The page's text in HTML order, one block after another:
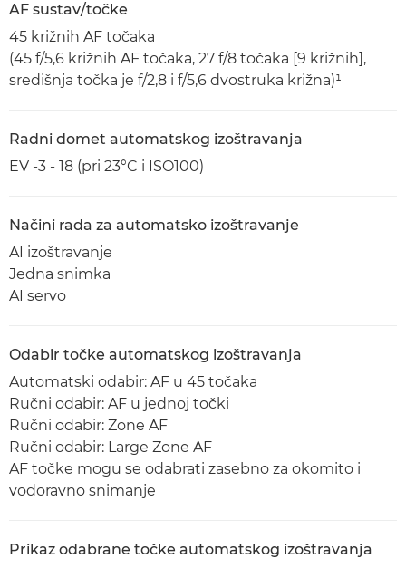
AF sustav/točke
45 križnih AF točaka
(45 f/5,6 križnih AF točaka, 27 f/8 točaka [9 križnih],
središnja točka je f/2,8 i f/5,6 dvostruka križna)¹
Radni domet automatskog izoštravanja
EV -3 - 18 (pri 23°C i ISO100)
Načini rada za automatsko izoštravanje
AI izoštravanje
Jedna snimka
AI servo
Odabir točke automatskog izoštravanja
Automatski odabir: AF u 45 točaka
Ručni odabir: AF u jednoj točki
Ručni odabir: Zone AF
Ručni odabir: Large Zone AF
AF točke mogu se odabrati zasebno za okomito i
vodoravno snimanje
Prikaz odabrane točke automatskog izoštravanja